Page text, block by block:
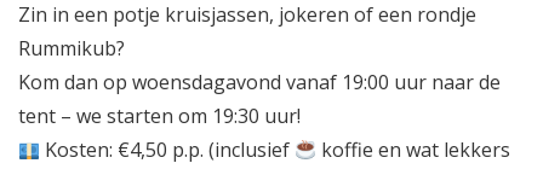
Zin in een potje kruisjassen, jokeren of een rondje
Rummikub?
Kom dan op woensdagavond vanaf 19:00 uur naar de
tent – we starten om 19:30 uur!
Kosten: €4,50 p.p. (inclusief
koffie en wat lekkers